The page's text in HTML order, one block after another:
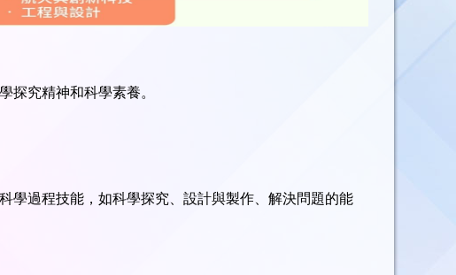
探究精神和科學素養。
學過程技能，如科學探究、設計與製作、解決問題的能